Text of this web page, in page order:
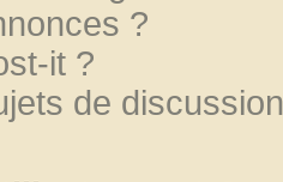
?
it ?
de